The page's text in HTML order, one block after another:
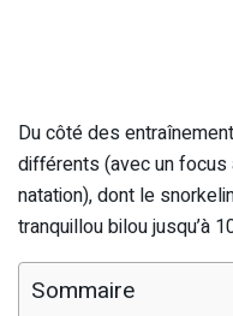
Du côté des
différents (avec un
natation), dont le
tranquillou bilou jusqu’à
Sommaire